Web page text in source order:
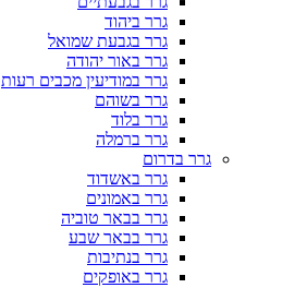
גרר ביהוד
גרר בגבעת שמואל
גרר באור יהודה
גרר במודיעין מכבים רעות
גרר בשוהם
גרר בלוד
גרר ברמלה
גרר בדרום
גרר באשדוד
גרר באמונים
גרר בבאר טוביה
גרר בבאר שבע
גרר בנתיבות
גרר באופקים